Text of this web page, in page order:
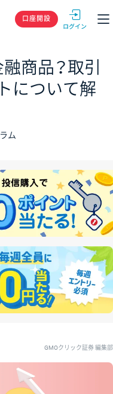
GMOクリック
口座開設
商品？取引
について解
ム
GMOクリック証券 編集部